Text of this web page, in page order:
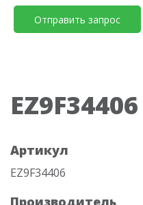
Отправить запрос
Артикул
EZ9F34406
Производитель